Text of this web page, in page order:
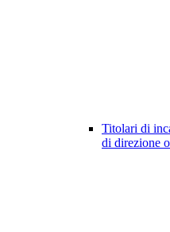
Titolari di
di direzione